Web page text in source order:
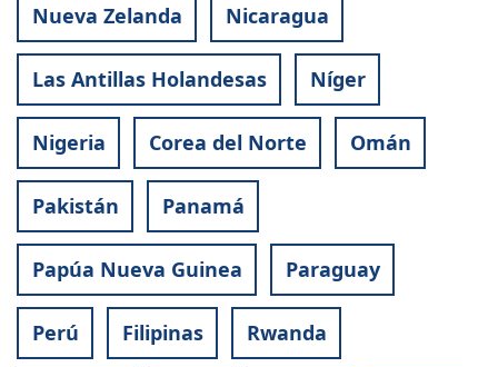
Nueva Zelanda Nicaragua
Las Antillas Holandesas Níger
Nigeria Corea del Norte Omán
Pakistán Panamá
Papúa Nueva Guinea Paraguay
Perú Filipinas Rwanda